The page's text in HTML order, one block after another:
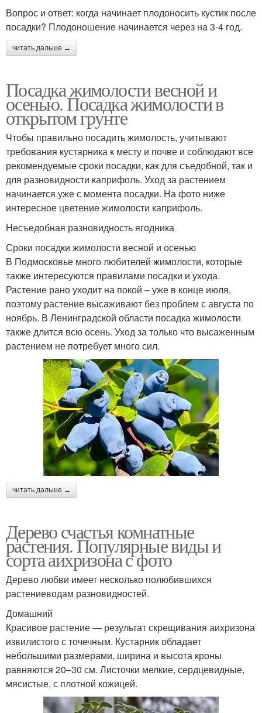
Вопрос и ответ: когда начинает плодоносить кустик после
посадки? Плодоношение начинается через на 3-4 год.
читать дальше →
Посадка жимолости весной и
осенью. Посадка жимолости в
открытом грунте
Чтобы правильно посадить жимолость, учитывают
требования кустарника к месту и почве и соблюдают все
рекомендуемые сроки посадки, как для съедобной, так и
для разновидности каприфоль. Уход за растением
начинается уже с момента посадки. На фото ниже
интересное цветение жимолости каприфоль.
Несъедобная разновидность ягодника
Сроки посадки жимолости весной и осенью
В Подмосковье много любителей жимолости, которые
также интересуются правилами посадки и ухода.
Растение рано уходит на покой – уже в конце июля,
поэтому растение высаживают без проблем с августа по
ноябрь. В Ленинградской области посадка жимолости
также длится всю осень. Уход за только что высаженным
растением не потребует много сил.
читать дальше →
Дерево счастья комнатные
растения. Популярные виды и
сорта аихризона с фото
Дерево любви имеет несколько полюбившихся
растениеводам разновидностей.
Домашний
Красивое растение — результат скрещивания аихризона
извилистого с точечным. Кустарник обладает
небольшими размерами, ширина и высота кроны
равняются 20–30 см. Листочки мелкие, сердцевидные,
мясистые, с плотной кожицей.